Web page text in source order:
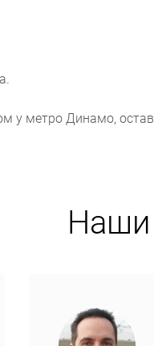
метро Динамо,
Наши